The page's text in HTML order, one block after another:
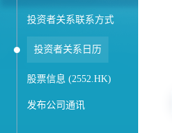
投资者关系联系方式
投资者关系日历
股票信息 (2552.HK)
发布公司通讯